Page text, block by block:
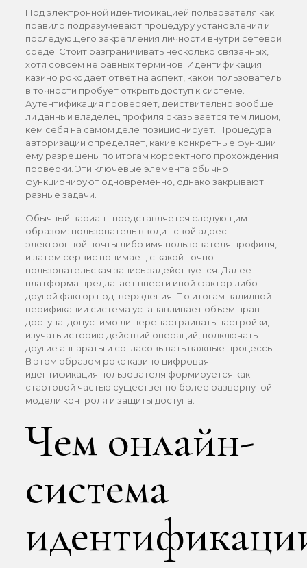
Под электронной идентификацией пользователя как
правило подразумевают процедуру установления и
последующего закрепления личности внутри сетевой
среде. Стоит разграничивать несколько связанных,
хотя совсем не равных терминов. Идентификация
казино рокс дает ответ на аспект, какой пользователь
в точности пробует открыть доступ к системе.
Аутентификация проверяет, действительно вообще
ли данный владелец профиля оказывается тем лицом,
кем себя на самом деле позиционирует. Процедура
авторизации определяет, какие конкретные функции
ему разрешены по итогам корректного прохождения
проверки. Эти ключевые элемента обычно
функционируют одновременно, однако закрывают
разные задачи.
Обычный вариант представляется следующим
образом: пользователь вводит свой адрес
электронной почты либо имя пользователя профиля,
и затем сервис понимает, с какой точно
пользовательская запись задействуется. Далее
платформа предлагает ввести иной фактор либо
другой фактор подтверждения. По итогам валидной
верификации система устанавливает объем прав
доступа: допустимо ли перенастраивать настройки,
изучать историю действий операций, подключать
другие аппараты и согласовывать важные процессы.
В этом образом рокс казино цифровая
идентификация пользователя формируется как
стартовой частью существенно более развернутой
модели контроля и защиты доступа.
Чем онлайн-
система